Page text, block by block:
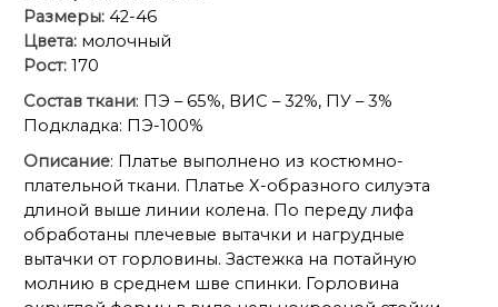
Размеры: 42-46
Цвета: молочный
Рост: 170
Состав ткани: ПЭ – 65%, ВИС – 32%, ПУ – 3%
Подкладка: ПЭ-100%
Описание: Платье выполнено из костюмно-
плательной ткани. Платье Х-образного силуэта
длиной выше линии колена. По переду лифа
обработаны плечевые вытачки и нагрудные
вытачки от горловины. Застежка на потайную
молнию в среднем шве спинки. Горловина